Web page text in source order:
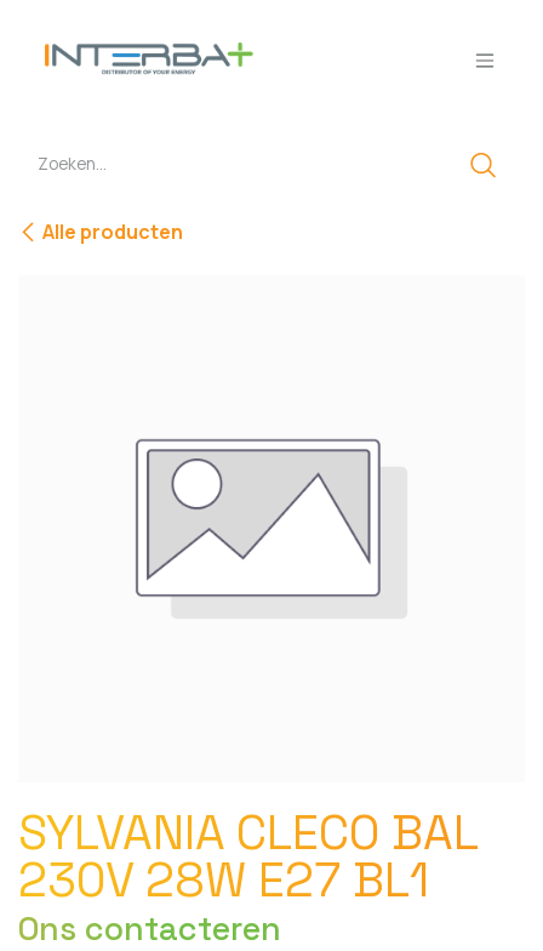
Alle producten
SYLVANIA CLECO BAL
230V 28W E27 BL1
Ons contacteren